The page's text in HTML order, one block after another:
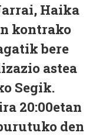
Haika
kontrako
bere
astea
Segik.
20:00etan
den